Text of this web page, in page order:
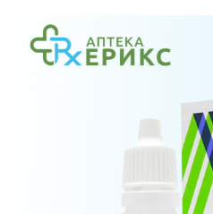
Здравствени проблеми